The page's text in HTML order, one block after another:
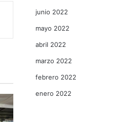
junio 2022
mayo 2022
abril 2022
marzo 2022
febrero 2022
enero 2022